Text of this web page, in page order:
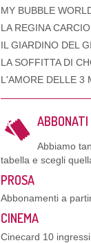
MY BUBBLE
LA REGINA
IL GIARDINO DEL
LA SOFFITTA DI
L'AMORE DELLE 3
Abbiamo
tabella e scegli
PROSA
Abbonamenti a
CINEMA
Cinecard 10